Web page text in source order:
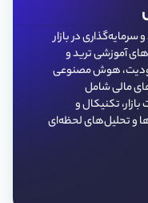
سرمایه‌گذاری در بازار
آموزشی ترید و
هوش مصنوعی
مالی شامل
تکنیکال و
و تحلیل‌های لحظه‌ای